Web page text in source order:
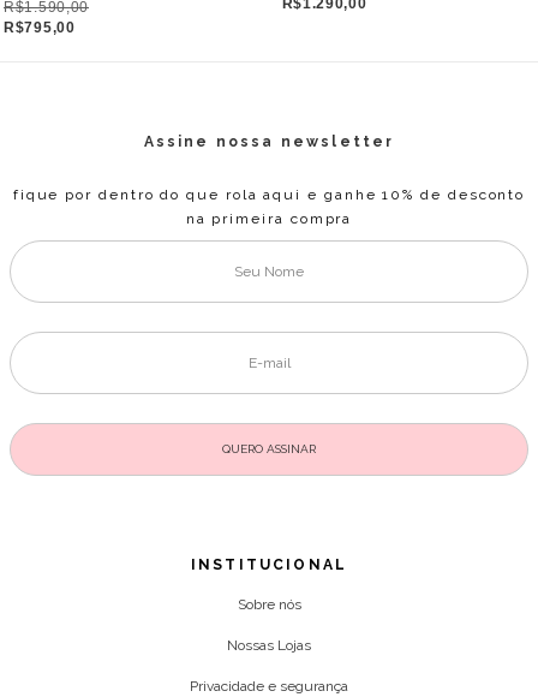
R$1.590,00
R$795,00
Assine nossa newsletter
fique por dentro do que rola aqui e ganhe 10% de desconto
na primeira compra
INSTITUCIONAL
Sobre nós
Nossas Lojas
Privacidade e segurança